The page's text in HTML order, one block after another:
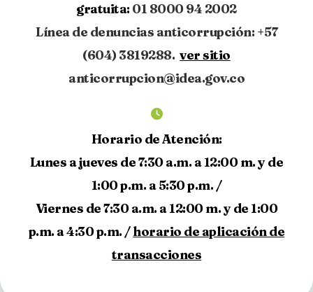
gratuita: 01 8000 94 2002
Línea de denuncias anticorrupción: +57
(604) 3819288.ver sitio
anticorrupcion@idea.gov.co
Horario de Atención:
Lunes a jueves de 7:30 a.m. a 12:00 m. y de
1:00 p.m. a 5:30 p.m. /
Viernes de 7:30 a.m. a 12:00 m. y de 1:00
p.m. a 4:30 p.m. /horario de aplicación de
transacciones